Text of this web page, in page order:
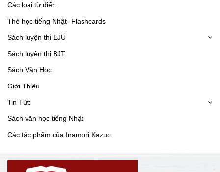
Các loại từ điển
Thẻ học tiếng Nhật- Flashcards
Sách luyện thi EJU
Sách luyện thi BJT
Sách Văn Học
Giới Thiệu
Tin Tức
Sách văn học tiếng Nhật
Các tác phẩm của Inamori Kazuo